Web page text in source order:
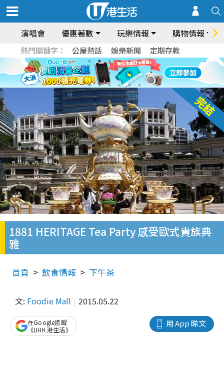
演唱會 優惠著數 玩樂情報 購物情報
熱門關鍵字： 公屋熱話 娛樂新聞 定期存款
1881 HERITAGE Tea Party 感受歐式貴族典
雅
首頁 飲食情報 下午茶
文: Foodie Mall 2015.05.22
用 App 睇文
在Google追蹤
《UHK 港生活》